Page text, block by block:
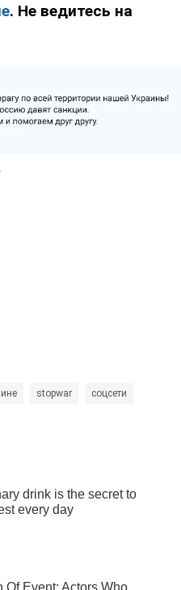
. Не ведитесь на
stopwar соцсети